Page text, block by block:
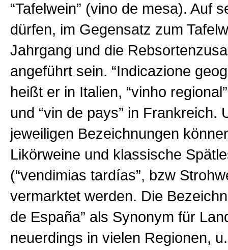
“Tafelwein” (vino de mesa). Auf
dürfen, im Gegensatz zum
Jahrgang und die
angeführt sein. “Indicazione
heißt er in Italien, “vinho
und “vin de pays” in Frankreich.
jeweiligen Bezeichnungen
Likörweine und klassische
(“vendimias tardías”, bzw
vermarktet werden. Die
de España” als Synonym für
neuerdings in vielen Regionen,